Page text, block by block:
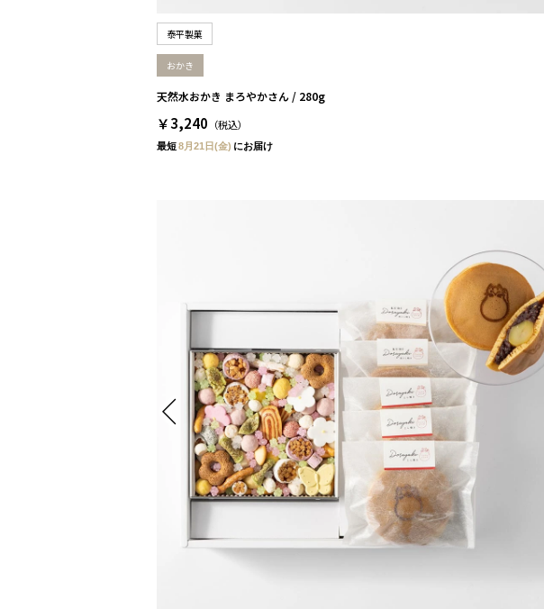
泰平製菓
おかき
天然水おかき まろやかさん / 280g
￥3,240 （税込）
最短8月21日(金) にお届け